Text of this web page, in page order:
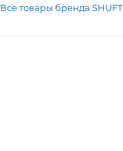
Все товары бренда SHUFT